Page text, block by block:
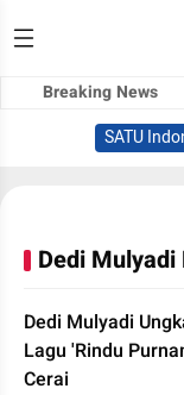
Breaking News
SATU
Dedi
Dedi Mulyadi
Lagu 'Rindu
Cerai